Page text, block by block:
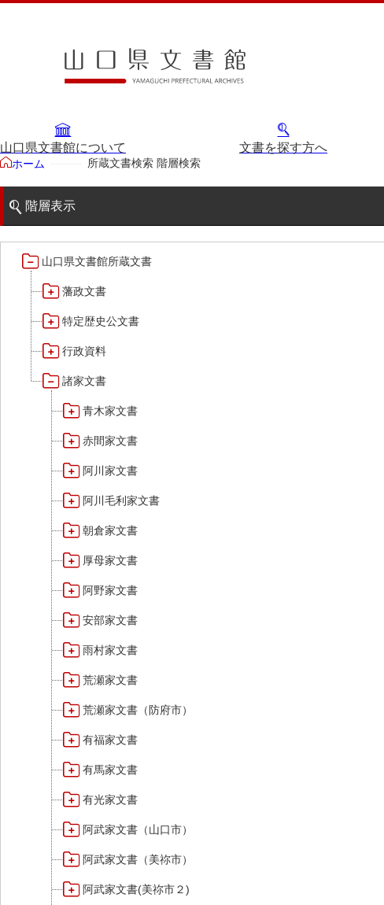
山口県文書館について 文書を探す方へ
ホーム 所蔵文書検索 階層検索
階層表示
山口県文書館所蔵文書
藩政文書
特定歴史公文書
行政資料
諸家文書
青木家文書
赤間家文書
阿川家文書
阿川毛利家文書
朝倉家文書
厚母家文書
阿野家文書
安部家文書
雨村家文書
荒瀬家文書
荒瀬家文書（防府市）
有福家文書
有馬家文書
有光家文書
阿武家文書（山口市）
阿武家文書（美祢市）
阿武家文書(美祢市２)